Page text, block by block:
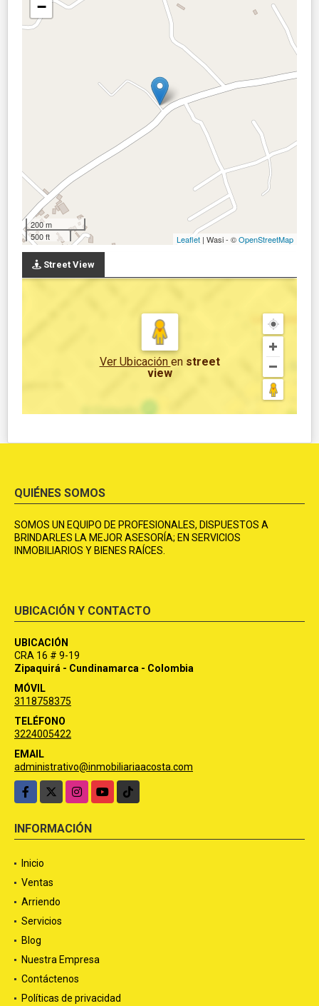
−
200 m
500 ft
Leaflet | Wasi - ©OpenStreetMap
Street View
Ver Ubicación en street
view
QUIÉNES SOMOS
SOMOS UN EQUIPO DE PROFESIONALES, DISPUESTOS A
BRINDARLES LA MEJOR ASESORÍA; EN SERVICIOS
INMOBILIARIOS Y BIENES RAÍCES.
UBICACIÓN Y CONTACTO
UBICACIÓN
CRA 16 # 9-19
Zipaquirá - Cundinamarca - Colombia
MÓVIL
3118758375
TELÉFONO
3224005422
EMAIL
administrativo@inmobiliariaacosta.com
Facebook
InstagramYouTubeTikTok
INFORMACIÓN
Inicio
Ventas
Arriendo
Servicios
Blog
Nuestra Empresa
Contáctenos
Políticas de privacidad